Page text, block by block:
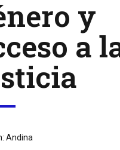
y
a
Andina